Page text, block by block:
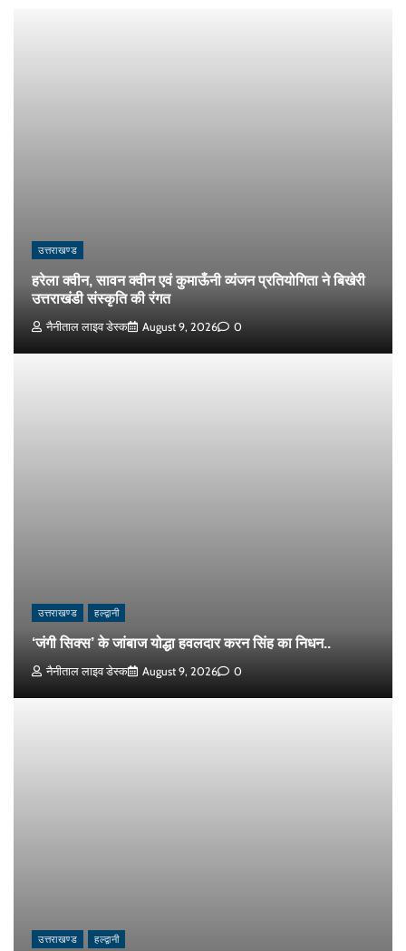
उत्तराखण्ड
हरेला क्वीन, सावन क्वीन एवं कुमाऊँनी व्यंजन प्रतियोगिता ने बिखेरी
उत्तराखंडी संस्कृति की रंगत
नैनीताल लाइव डेस्क August 9, 2026 0
उत्तराखण्ड हल्द्वानी
‘जंगी सिक्स’ के जांबाज योद्धा हवलदार करन सिंह का निधन..
नैनीताल लाइव डेस्क August 9, 2026 0
उत्तराखण्ड हल्द्वानी